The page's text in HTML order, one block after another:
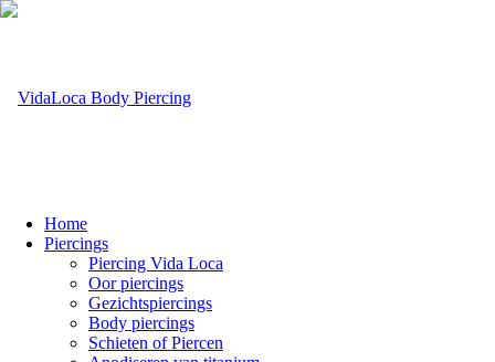
Home
Piercings
Piercing Vida Loca
Oor piercings
Gezichtspiercings
Body piercings
Schieten of Piercen